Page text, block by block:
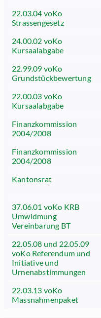
22.03.04 voKo
Strassengesetz
24.00.02 voKo
Kursaalabgabe
22.99.09 voKo
Grundstückbewertung
22.00.03 voKo
Kursaalabgabe
Finanzkommission
2004/2008
Finanzkommission
2004/2008
Kantonsrat
37.06.01 voKo KRB
Umwidmung
Vereinbarung BT
22.05.08 und 22.05.09
voKo Referendum und
Initiative und
Urnenabstimmungen
22.03.13 voKo
Massnahmenpaket